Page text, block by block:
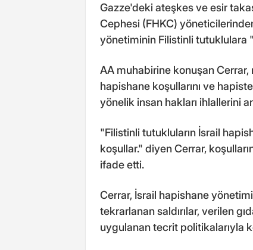
Gazze'deki ateşkes ve esir
Cephesi (FHKC)
yönetiminin Filistinli tutuklulara
AA muhabirine konuşan
hapishane koşullarını ve
yönelik insan hakları ihlallerini
"Filistinli tutukluların İsrail
koşullar." diyen Cerrar,
ifade etti.
Cerrar, İsrail hapishane
tekrarlanan saldırılar, verilen
uygulanan tecrit politikalarıyla